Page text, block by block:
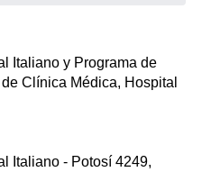
Italiano y Programa de
Clínica Médica, Hospital
Italiano - Potosí 4249,